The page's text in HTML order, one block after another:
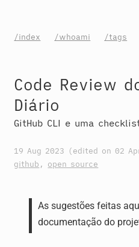
/index /whoami /tags
Code Review
Diário
GitHub CLI e uma
19 Aug 2023 (edited on 02
github , open source
As sugestões feitas
documentação do